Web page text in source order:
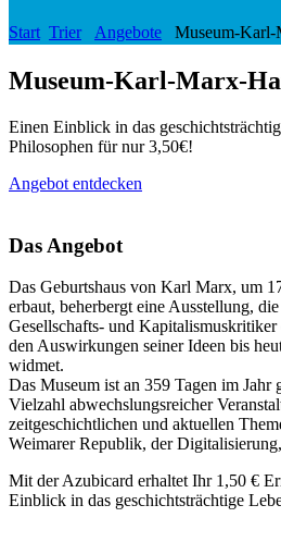
Start Trier Angebote Museum-Karl-
Museum-Karl-Marx-
Einen Einblick in das
Philosophen für nur 3,50€!
Angebot entdecken
Das Angebot
Das Geburtshaus von Karl Marx, um
erbaut, beherbergt eine Ausstellung,
Gesellschafts- und Kapitalismuskritiker
den Auswirkungen seiner Ideen bis
widmet.
Das Museum ist an 359 Tagen im Jahr
Vielzahl abwechslungsreicher
zeitgeschichtlichen und aktuellen
Weimarer Republik, der
Mit der Azubicard erhaltet Ihr 1,50 €
Einblick in das geschichtsträchtige